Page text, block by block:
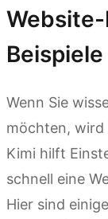
Wenn Sie
möchten, wird
Kimi hilft
schnell eine
Hier sind